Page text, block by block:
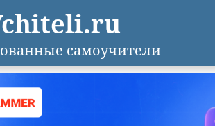
самоучители